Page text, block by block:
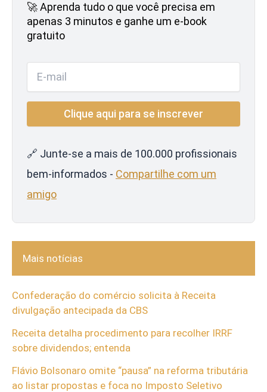
🚀 Aprenda tudo o que você precisa em
apenas 3 minutos e ganhe um e-book
gratuito
🔗 Junte-se a mais de 100.000 profissionais
bem-informados - Compartilhe com um
amigo
Mais notícias
Confederação do comércio solicita à Receita
divulgação antecipada da CBS
Receita detalha procedimento para recolher IRRF
sobre dividendos; entenda
Flávio Bolsonaro omite “pausa” na reforma tributária
ao listar propostas e foca no Imposto Seletivo